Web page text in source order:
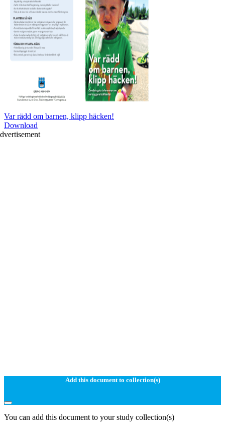
Var rädd om barnen, klipp häcken!
Download
Add this document to collection(s)
You can add this document to your study collection(s)